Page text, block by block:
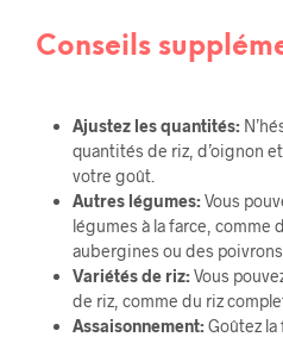
Conseils
Ajustez les quantités:
quantités de riz, d’oignon
votre goût.
Autres légumes:Vous
légumes à la farce, comme
aubergines ou des poivrons.
Variétés de riz:Vous
de riz, comme du riz
Assaisonnement:Goûtez la